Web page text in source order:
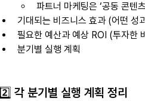
파트너 마케팅은 ‘공동 콘텐
기대되는 비즈니스 효과 (어떤 성
필요한 예산과 예상 ROI (투자한
분기별 실행 계획
2️⃣ 각 분기별 실행 계획 정리